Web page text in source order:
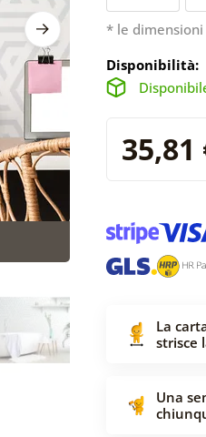
* le
Disponibilità:
35,81
La
strisce
Una